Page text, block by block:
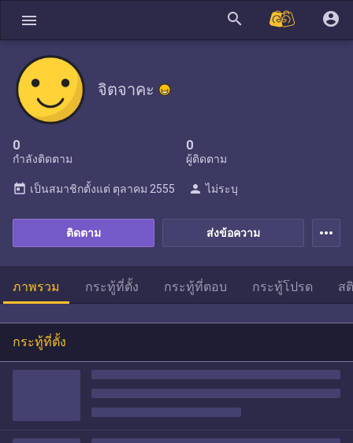
menu search account_circle
จิตจาคะ
0
กำลังติดตาม
0
ผู้ติดตาม
ส่งข้อความ
ติดตาม
today เป็นสมาชิกตั้งแต่ ตุลาคม 2555 person ไม่ระบุ
more_horiz
ภาพรวม กระทู้ที่ตั้ง กระทู้ที่ตอบ กระทู้โปรด ส
กระทู้ที่ตั้ง